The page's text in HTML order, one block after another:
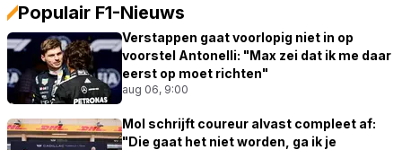
Populair F1-Nieuws
Verstappen gaat voorlopig niet in op
voorstel Antonelli: "Max zei dat ik me daar
eerst op moet richten"
aug 06, 9:00
Mol schrijft coureur alvast compleet af:
"Die gaat het niet worden, ga ik je